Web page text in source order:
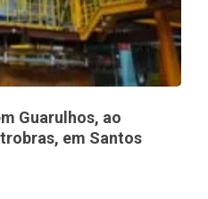
Guarulhos, ao
em Santos